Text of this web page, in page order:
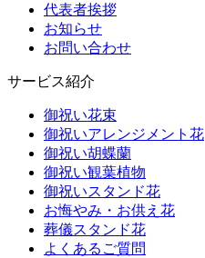
代表者挨拶
お知らせ
お問い合わせ
サービス紹介
御祝い花束
御祝いアレンジメント花
御祝い胡蝶蘭
御祝い観葉植物
御祝いスタンド花
お悔やみ・お供え花
葬儀スタンド花
よくあるご質問